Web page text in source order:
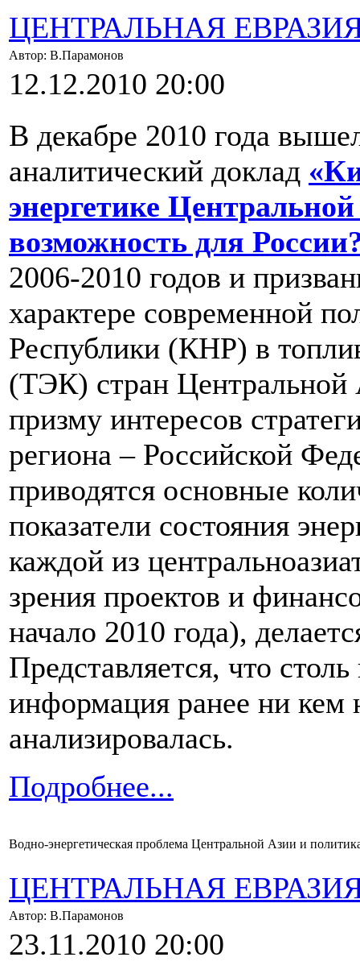
ЦЕНТРАЛЬНАЯ
Автор: В.Парамонов
12.12.2010 20:00
В декабре 2010 года
аналитический доклад
энергетике
возможность для
2006-2010 годов и
характере современной
Республики (КНР) в
(ТЭК) стран
призму интересов
региона – Российской
приводятся основные
показатели состояния
каждой из
зрения проектов и
начало 2010 года),
Представляется, что
информация ранее ни кем
анализировалась.
Подробнее...
Водно-энергетическая проблема Центральной Азии и
ЦЕНТРАЛЬНАЯ
Автор: В.Парамонов
23.11.2010 20:00